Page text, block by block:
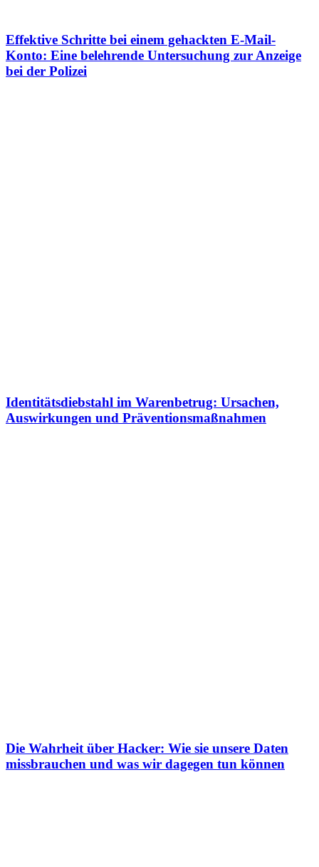
Effektive Schritte bei einem gehackten E-Mail-
Konto: Eine belehrende Untersuchung zur Anzeige
bei der Polizei
Identitätsdiebstahl im Warenbetrug: Ursachen,
Auswirkungen und Präventionsmaßnahmen
Die Wahrheit über Hacker: Wie sie unsere Daten
missbrauchen und was wir dagegen tun können